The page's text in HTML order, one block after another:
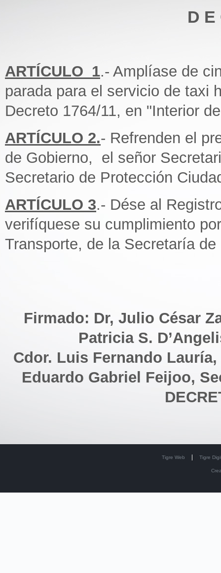
D E
ARTÍCULO_1.- Amplíase de
parada para el servicio de taxi
Decreto 1764/11, en "Interior
ARTÍCULO 2.- Refrenden el
de Gobierno, el señor
Secretario de Protección
ARTÍCULO 3.- Dése al
verifíquese su cumplimiento
Transporte, de la Secretaría
Firmado: Dr, Julio César
Patricia S.
Cdor. Luis Fernando
Eduardo Gabriel Feijoo,
Tigre Web Tigre